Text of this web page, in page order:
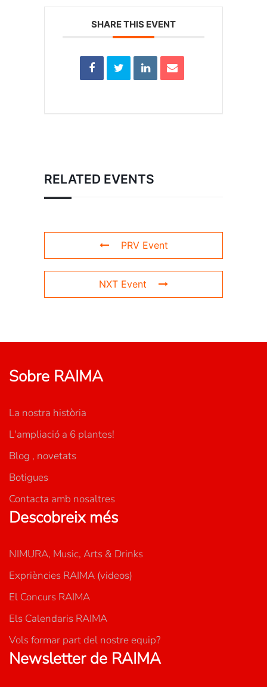
SHARE THIS EVENT
RELATED EVENTS
PRV Event
NXT Event
Sobre RAIMA
La nostra història
L'ampliació a 6 plantes!
Blog , novetats
Botigues
Contacta amb nosaltres
Descobreix més
NIMURA, Music, Arts & Drinks
Expriències RAIMA (videos)
El Concurs RAIMA
Els Calendaris RAIMA
Vols formar part del nostre equip?
Newsletter de RAIMA